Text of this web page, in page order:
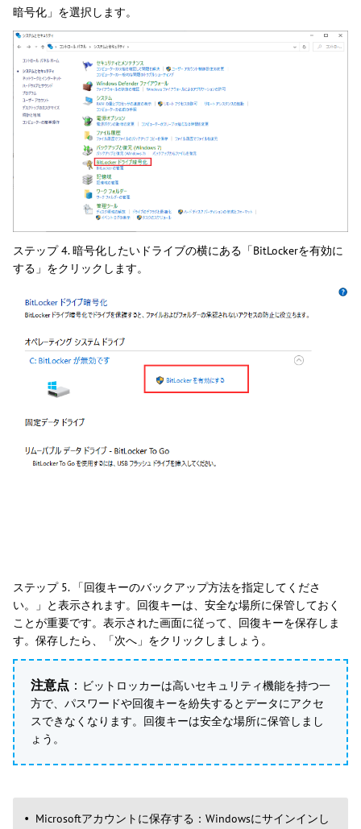
暗号化」を選択します。
ステップ 4. 暗号化したいドライブの横にある「BitLockerを有効に
する」をクリックします。
ステップ 5. 「回復キーのバックアップ方法を指定してくださ
い。」と表示されます。回復キーは、安全な場所に保管しておく
ことが重要です。表示された画面に従って、回復キーを保存しま
す。保存したら、「次へ」をクリックしましょう。
注意点 ： ビットロッカーは高いセキュリティ機能を持つ一
方で、パスワードや回復キーを紛失するとデータにアクセ
スできなくなります。回復キーは安全な場所に保管しまし
ょう。
Microsoftアカウントに保存する：Windowsにサインインし